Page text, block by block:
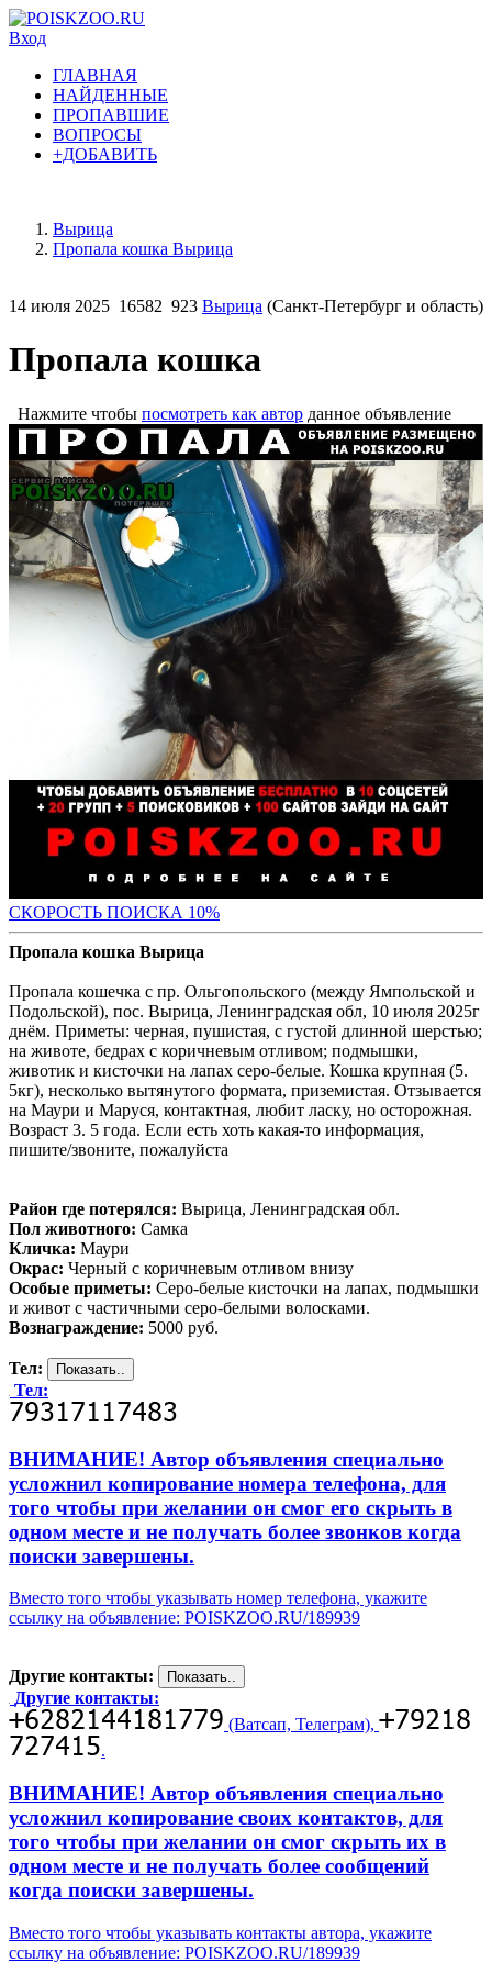
Вход
ГЛАВНАЯ
НАЙДЕННЫЕ
ПРОПАВШИЕ
ВОПРОСЫ
+ДОБАВИТЬ
Вырица
Пропала кошка Вырица
14 июля 2025 16582 923 Вырица (Санкт-Петербург и область)
Пропала кошка
Нажмите чтобы посмотреть как автор данное объявление
СКОРОСТЬ ПОИСКА 10%
Пропала кошка Вырица
Пропала кошечка с пр. Ольгопольского (между Ямпольской и
Подольской), пос. Вырица, Ленинградская обл, 10 июля 2025г
днём. Приметы: черная, пушистая, с густой длинной шерстью;
на животе, бедрах с коричневым отливом; подмышки,
животик и кисточки на лапах серо-белые. Кошка крупная (5.
5кг), несколько вытянутого формата, приземистая. Отзывается
на Маури и Маруся, контактная, любит ласку, но осторожная.
Возраст 3. 5 года. Если есть хоть какая-то информация,
пишите/звоните, пожалуйста
Район где потерялся: Вырица, Ленинградская обл.
Пол животного: Самка
Кличка: Маури
Окрас: Черный с коричневым отливом внизу
Особые приметы: Серо-белые кисточки на лапах, подмышки
и живот с частичными серо-белыми волосками.
Вознаграждение: 5000 руб.
Тел:
Тел:
ВНИМАНИЕ! Автор объявления специально
усложнил копирование номера телефона, для
того чтобы при желании он смог его скрыть в
одном месте и не получать более звонков когда
поиски завершены.
Вместо того чтобы указывать номер телефона, укажите
ссылку на объявление: POISKZOO.RU/189939
Другие контакты:
Другие контакты:
(Ватсап, Телеграм),
.
ВНИМАНИЕ! Автор объявления специально
усложнил копирование своих контактов, для
того чтобы при желании он смог скрыть их в
одном месте и не получать более сообщений
когда поиски завершены.
Вместо того чтобы указывать контакты автора, укажите
ссылку на объявление: POISKZOO.RU/189939